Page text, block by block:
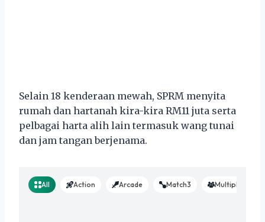
Selain 18 kenderaan mewah, SPRM menyita
rumah dan hartanah kira-kira RM11 juta serta
pelbagai harta alih lain termasuk wang tunai
dan jam tangan berjenama.